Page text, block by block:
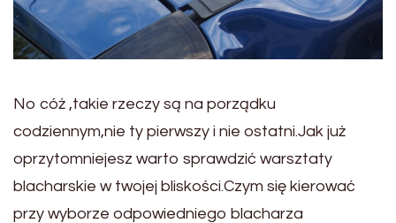
No cóż ,takie rzeczy są na porządku
codziennym,nie ty pierwszy i nie ostatni.Jak już
oprzytomniejesz warto sprawdzić warsztaty
blacharskie w twojej bliskości.Czym się kierować
przy wyborze odpowiedniego blacharza